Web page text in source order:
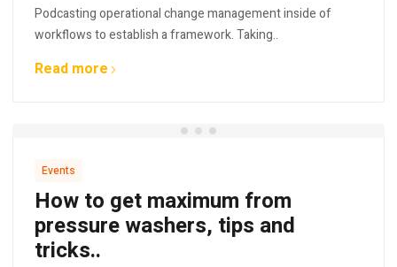
Podcasting operational change management inside of
workflows to establish a framework. Taking..
Read more
Events
How to get maximum from
pressure washers, tips and
tricks..